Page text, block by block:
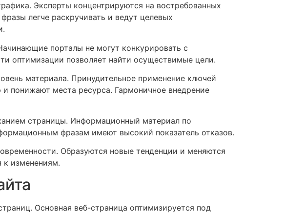
Эксперты концентрируются на востребованных
легче раскручивать и ведут целевых
порталы не могут конкурировать с
оптимизации позволяет найти осуществимые цели.
материала. Принудительное применение ключей
понижают места ресурса. Гармоничное внедрение
страницы. Информационный материал по
фразам имеют высокий показатель отказов.
Образуются новые тенденции и меняются
к изменениям.
Основная веб-страница оптимизируется под